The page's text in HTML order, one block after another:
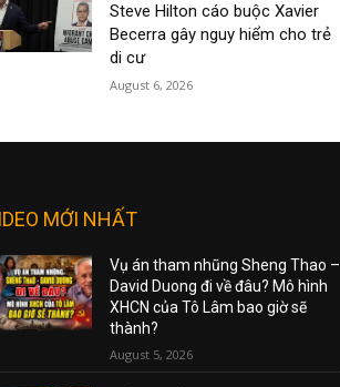
Steve Hilton cáo buộc Xavier
Becerra gây nguy hiểm cho trẻ
di cư
August 6, 2026
MỚI NHẤT
Vụ án tham nhũng Sheng Thao –
David Duong đi về đâu? Mô hình
XHCN của Tô Lâm bao giờ sẽ
thành?
August 5, 2026